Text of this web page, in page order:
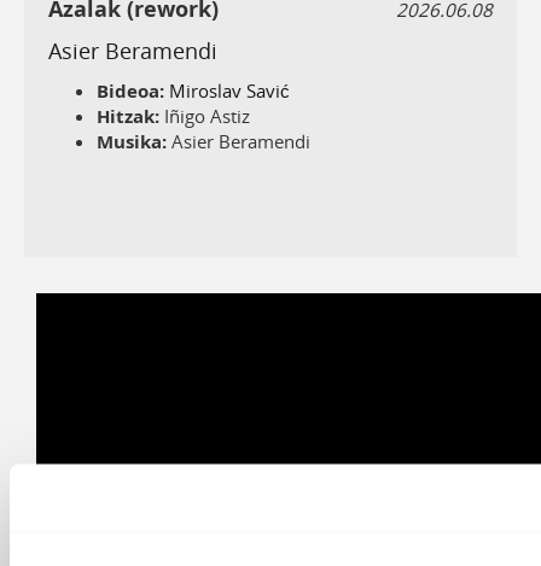
Azalak (rework) 2026.06.08
Asier Beramendi
Bideoa: Miroslav Savić
Hitzak: Iñigo Astiz
Musika: Asier Beramendi